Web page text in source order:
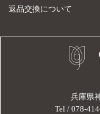
返品交換について
兵庫県
Tel / 078-